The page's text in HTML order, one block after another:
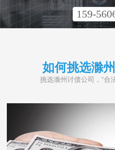
159-
如何挑选滁
挑选滁州讨债公司，“合